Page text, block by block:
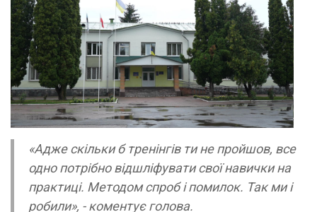
«Адже скільки б тренінгів ти не пройшов, все
одно потрібно відшліфувати свої навички на
практиці. Методом спроб і помилок. Так ми і
робили», - коментує голова.